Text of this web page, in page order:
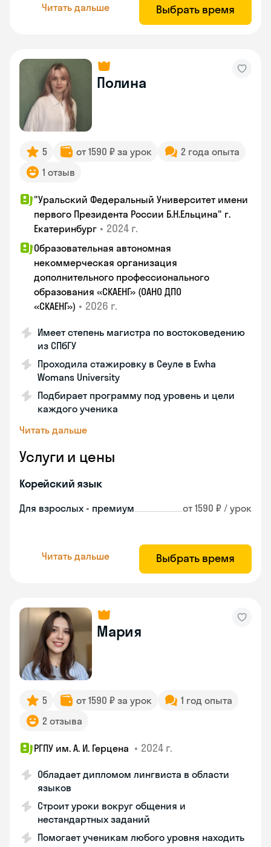
Читать дальше Выбрать время
Полина
5 от 1590 ₽ за урок
2 года опыта
1 отзыв
"Уральский Федеральный Университет имени
первого Президента России Б.Н.Ельцина" г.
Екатеринбург • 2024 г.
Образовательная автономная
некоммерческая организация
дополнительного профессионального
образования «СКАЕНГ» (ОАНО ДПО
«СКАЕНГ») • 2026 г.
Имеет степень магистра по востоковедению
из СПбГУ
Проходила стажировку в Сеуле в Ewha
Womans University
Подбирает программу под уровень и цели
каждого ученика
Читать дальше
Услуги и цены
Корейский язык
Для взрослых - премиум от 1590 ₽ / урок
Читать дальше Выбрать время
Мария
5 от 1590 ₽ за урок
1 год опыта
2 отзыва
РГПУ им. А. И. Герцена • 2024 г.
Обладает дипломом лингвиста в области
языков
Строит уроки вокруг общения и
нестандартных заданий
Помогает ученикам любого уровня находить